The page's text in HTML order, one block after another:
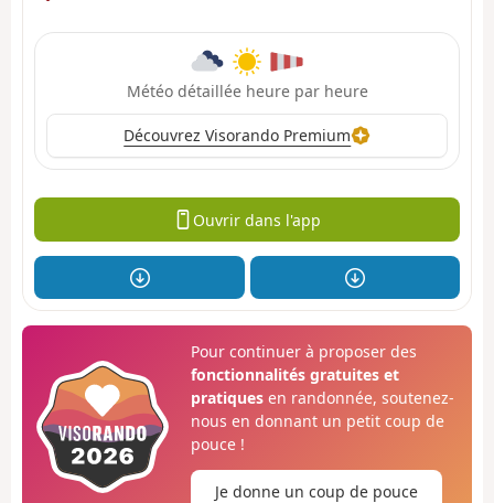
Météo détaillée heure par heure
Découvrez Visorando Premium
Ouvrir dans l'app
Pour continuer à proposer des
fonctionnalités gratuites et
pratiquesen randonnée, soutenez-
nous en donnant un petit coup de
pouce !
Je donne un coup de pouce